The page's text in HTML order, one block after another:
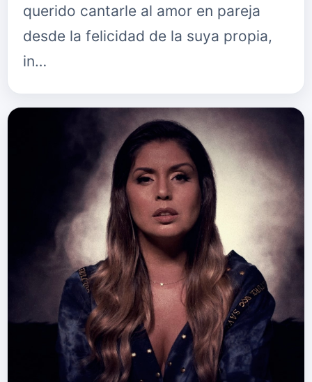
querido cantarle al amor en pareja
desde la felicidad de la suya propia,
in…